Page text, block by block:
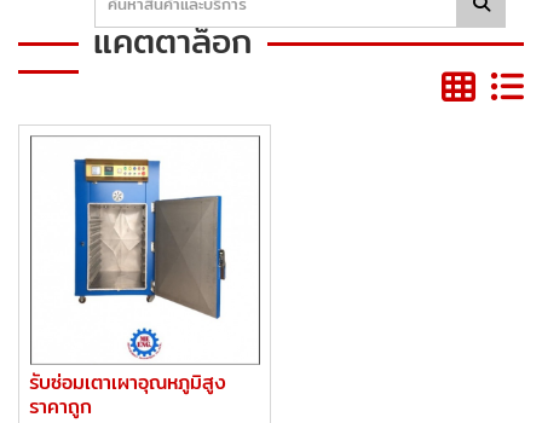
แคตตาล็อก
รับซ่อมเตาเผาอุณหภูมิสูง
ราคาถูก